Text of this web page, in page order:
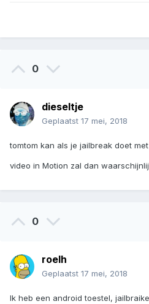
0
dieseltje
Geplaatst 17 mei, 2018
tomtom kan als je jailbreak doet
video in Motion zal dan
0
roelh
Geplaatst 17 mei, 2018
Ik heb een android toestel,